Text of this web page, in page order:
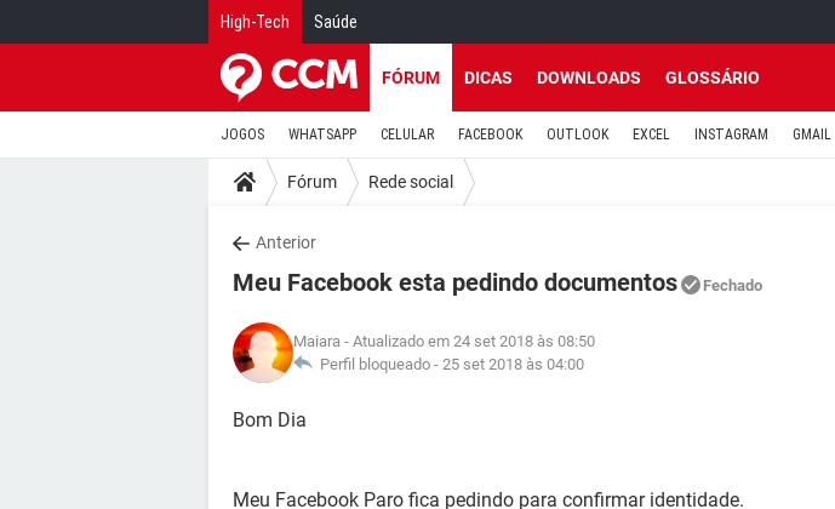
High-Tech Saúde
FÓRUM DICAS DOWNLOADS GLOSSÁRIO
JOGOS WHATSAPP CELULAR FACEBOOK OUTLOOK EXCEL INSTAGRAM GMAIL
Fórum Rede social
Anterior
Meu Facebook esta pedindo documentos Fechado
Maiara - Atualizado em 24 set 2018 às 08:50
Perfil bloqueado - 25 set 2018 às 04:00
Bom Dia
Meu Facebook Paro fica pedindo para confirmar identidade.